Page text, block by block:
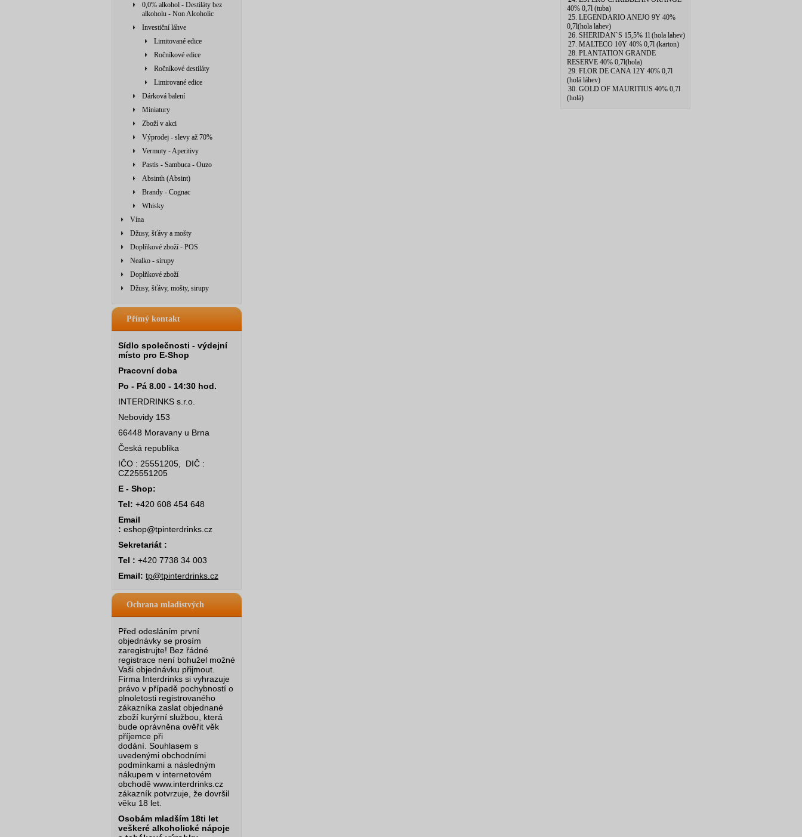
0,0% alkohol - Destiláty bez
alkoholu - Non Alcoholic
Investiční láhve
Limitované edice
Ročníkové edice
Ročníkové destiláty
Limirované edice
Dárková balení
Miniatury
Zboží v akci
Výprodej - slevy až 70%
Vermuty - Aperitivy
Pastis - Sambuca - Ouzo
Absinth (Absint)
Brandy - Cognac
Whisky
Vína
Džusy, šťávy a mošty
Doplňkové zboží - POS
Nealko - sirupy
Doplňkové zboží
Džusy, šťávy, mošty, sirupy
Přímý kontakt
Sídlo společnosti - výdejní
místo pro E-Shop
Pracovní doba
Po - Pá 8.00 - 14:30 hod.
INTERDRINKS s.r.o.
Nebovidy 153
66448 Moravany u Brna
Česká republika
IČO : 25551205, DIČ :
CZ25551205
E - Shop:
Tel: +420 608 454 648
Email
: eshop@tpinterdrinks.cz
Sekretariát :
Tel : +420 7738 34 003
Email: tp@tpinterdrinks.cz
Ochrana mladistvých
Před odesláním první
objednávky se prosím
zaregistrujte! Bez řádné
registrace není bohužel možné
Vaši objednávku přijmout.
Firma Interdrinks si vyhrazuje
právo v případě pochybností o
plnoletosti registrovaného
zákazníka zaslat objednané
zboží kurýrní službou, která
bude oprávněna ověřit věk
příjemce při
dodání. Souhlasem s
uvedenými obchodními
podmínkami a následným
nákupem v internetovém
obchodě www.interdrinks.cz
zákazník potvrzuje, že dovršil
věku 18 let.
Osobám mladším 18ti let
veškeré alkoholické nápoje
40% 0,7l (tuba)
25. LEGENDARIO ANEJO 9Y 40%
0,7l(hola lahev)
26. SHERIDAN`S 15,5% 1l (hola lahev)
27. MALTECO 10Y 40% 0,7l (karton)
28. PLANTATION GRANDE
RESERVE 40% 0,7l(hola)
29. FLOR DE CANA 12Y 40% 0,7l
(holá láhev)
30. GOLD OF MAURITIUS 40% 0,7l
(holá)